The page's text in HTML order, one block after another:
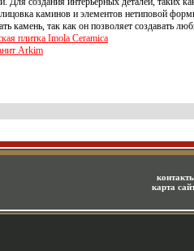
каминов и элементов нетиповой
камень, так как он позволяет создавать
плитка Imola Ceramica
Arkim
карта